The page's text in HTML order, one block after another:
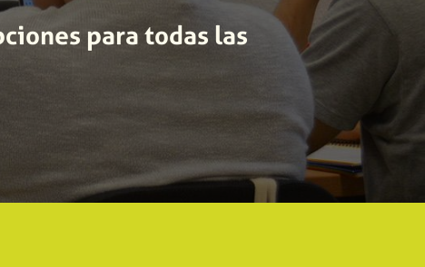
para todas las